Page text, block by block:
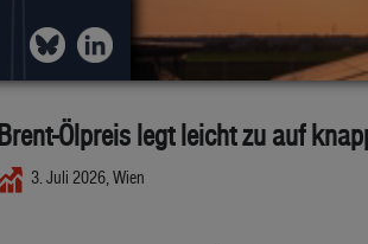
Brent-Ölpreis legt leicht zu auf
3. Juli 2026, Wien